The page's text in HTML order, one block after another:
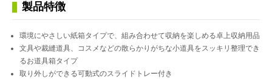
製品特徴
環境にやさしい紙箱タイプで、組み合わせて収納を楽しめる卓上収納用品
文具や裁縫道具、コスメなどの散らかりがちな小道具をスッキリ整理でき
るお道具箱タイプ
取り外しができる可動式のスライドトレー付き